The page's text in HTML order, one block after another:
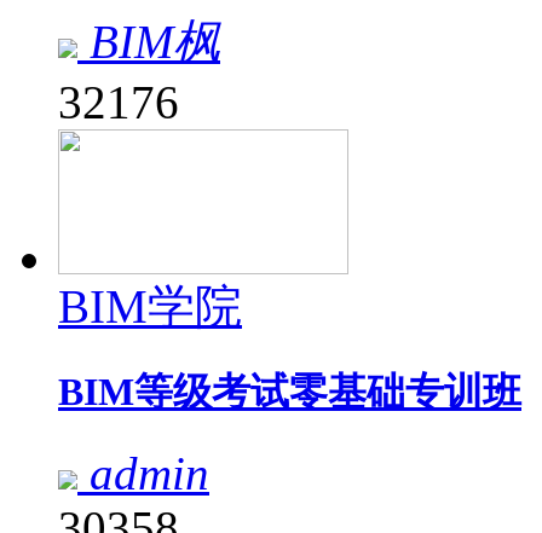
BIM枫
32176
BIM学院
BIM等级考试零基础专训班
admin